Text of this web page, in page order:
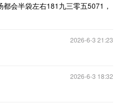
会半袋左右181九三零五5071，
2026-6-3 21:23
2026-6-3 18:32